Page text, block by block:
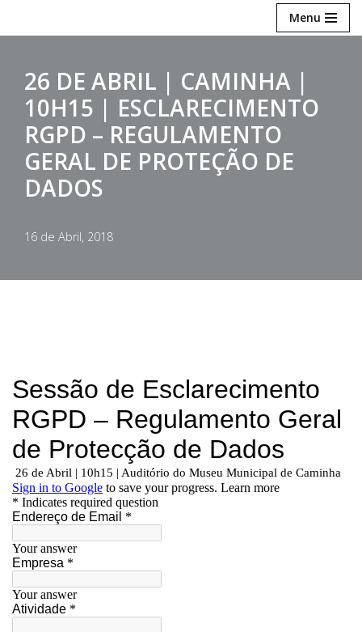
conteúdo
Menu
26 DE ABRIL | CAMINHA |
10H15 | ESCLARECIMENTO
RGPD – REGULAMENTO
GERAL DE PROTEÇÃO DE
DADOS
16 de Abril, 2018